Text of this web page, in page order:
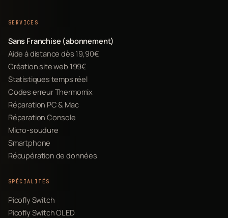
SERVICES
Sans Franchise (abonnement)
Aide à distance dès 19,90€
Création site web 199€
Statistiques temps réel
Codes erreur Thermomix
Réparation PC & Mac
Réparation Console
Micro-soudure
Smartphone
Récupération de données
SPÉCIALITÉS
Picofly Switch
Picofly Switch OLED